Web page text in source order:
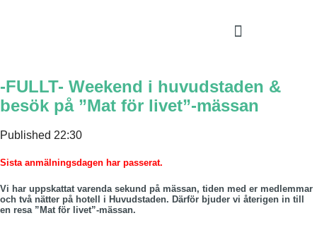
-FULLT- Weekend i huvudstaden &
besök på ”Mat för livet”-mässan
Published 22:30
Sista anmälningsdagen har passerat.
Vi har uppskattat varenda sekund på mässan, tiden med er medlemmar
och två nätter på hotell i Huvudstaden. Därför bjuder vi återigen in till
en resa ”Mat för livet”-mässan.